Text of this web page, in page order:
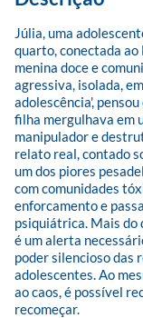
Júlia, uma
quarto, conectada ao
menina doce e
agressiva, isolada,
adolescência',
filha mergulhava em
manipulador e
relato real, contado
um dos piores
com comunidades
enforcamento e
psiquiátrica. Mais
é um alerta
poder silencioso das
adolescentes. Ao
ao caos, é possível
recomeçar.